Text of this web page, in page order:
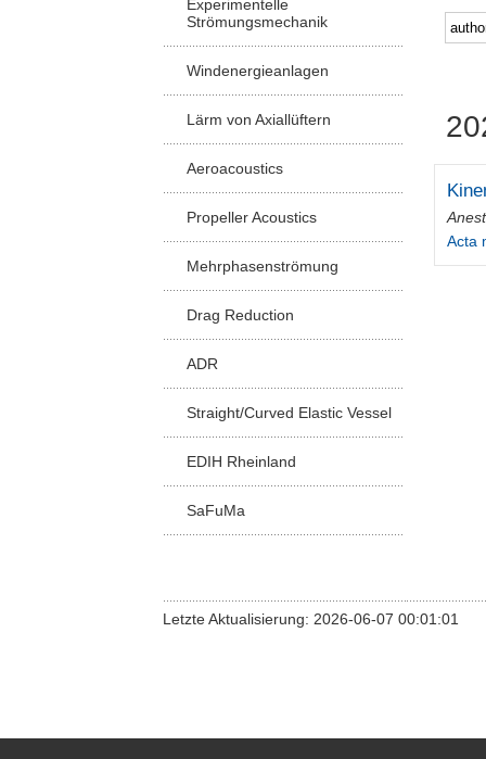
Experimentelle
Strömungsmechanik
Windenergieanlagen
Lärm von Axiallüftern
Aeroacoustics
Propeller Acoustics
Mehrphasenströmung
Drag Reduction
ADR
Straight/Curved Elastic Vessel
EDIH Rheinland
SaFuMa
Acta
Letzte Aktualisierung: 2026-06-07 00:01:01